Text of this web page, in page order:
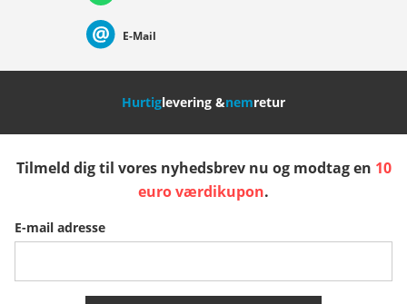
Nederland Italia (Italiano) Italien (Deutsch)
Slovenija
Belgique (Français) Danmark Norge
Flere lande
E-Mail
Hurtiglevering &nemretur
Tilmeld dig til vores nyhedsbrev nu og modtag en 10
euro værdikupon.
E-mail adresse